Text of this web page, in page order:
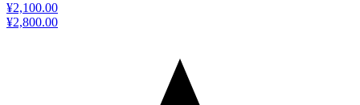
¥2,100.00
¥2,800.00